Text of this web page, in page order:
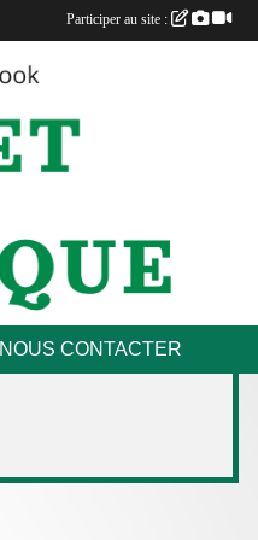
NOUS CONTACTER
Participer au site :